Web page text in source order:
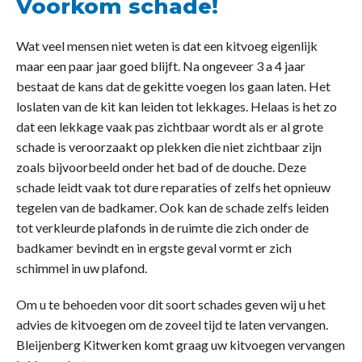
Voorkom schade!
Wat veel mensen niet weten is dat een kitvoeg eigenlijk
maar een paar jaar goed blijft. Na ongeveer 3 a 4 jaar
bestaat de kans dat de gekitte voegen los gaan laten. Het
loslaten van de kit kan leiden tot lekkages. Helaas is het zo
dat een lekkage vaak pas zichtbaar wordt als er al grote
schade is veroorzaakt op plekken die niet zichtbaar zijn
zoals bijvoorbeeld onder het bad of de douche. Deze
schade leidt vaak tot dure reparaties of zelfs het opnieuw
tegelen van de badkamer. Ook kan de schade zelfs leiden
tot verkleurde plafonds in de ruimte die zich onder de
badkamer bevindt en in ergste geval vormt er zich
schimmel in uw plafond.
Om u te behoeden voor dit soort schades geven wij u het
advies de kitvoegen om de zoveel tijd te laten vervangen.
Bleijenberg Kitwerken komt graag uw kitvoegen vervangen